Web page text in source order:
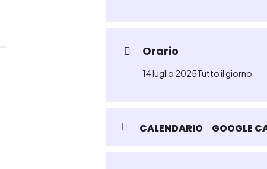
Orario
14 luglio 2025Tutto il giorno
CALENDARIO GOOGLE